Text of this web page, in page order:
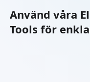
Använd våra
Tools för